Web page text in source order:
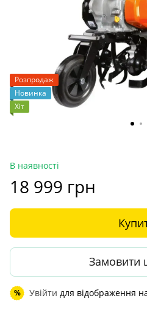
Розпродаж
Новинка
Хіт
В наявності
18 999 грн
Замовити
% Увійти для відображення